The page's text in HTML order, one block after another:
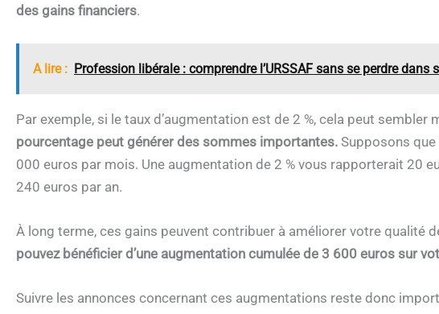
des gains financiers.
A lire : Profession libérale : comprendre l’URSSAF sans se perdre
Par exemple, si le taux d’augmentation est de 2 %, cela peut sembler
pourcentage peut générer des sommes importantes. Supposons
000 euros par mois. Une augmentation de 2 % vous rapporterait 20
240 euros par an.
À long terme, ces gains peuvent contribuer à améliorer votre qualité
pouvez bénéficier d’une augmentation cumulée de 3 600 euros sur
Suivre les annonces concernant ces augmentations reste donc